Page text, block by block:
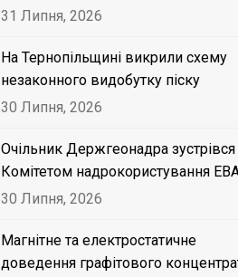
31 Липня, 2026
На Тернопільщині викрили схему
незаконного видобутку піску
30 Липня, 2026
Очільник Держгеонадра зустрівся
Комітетом надрокористування
30 Липня, 2026
Магнітне та електростатичне
доведення графітового